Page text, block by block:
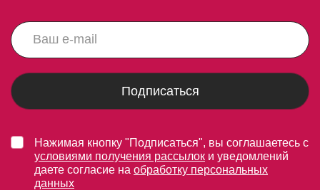
Подписаться
Нажимая кнопку "Подписаться", вы соглашаетесь с
условиями получения рассылок и уведомлений
даете согласие на обработку персональных
данных